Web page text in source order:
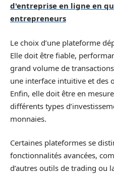
d'entreprise en ligne en
entrepreneurs
Le choix d’une plateforme
Elle doit être fiable,
grand volume de
une interface intuitive et des
Enfin, elle doit être en
différents types
monnaies.
Certaines plateformes se
fonctionnalités avancées,
d’autres outils de trading ou